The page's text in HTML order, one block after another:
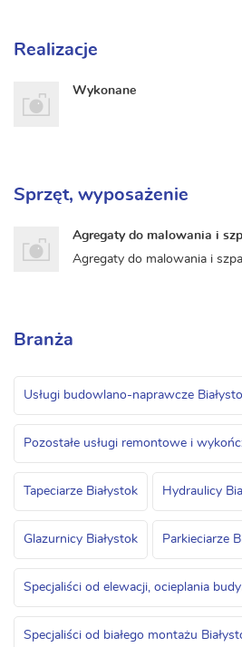
Realizacje
Wykonane
Sprzęt, wyposażenie
Agregaty do malowania i
Agregaty do malowania i
Branża
Usługi budowlano-naprawcze
Pozostałe usługi remontowe i
Tapeciarze Białystok Hydraulicy
Glazurnicy Białystok Parkieciarze
Specjaliści od elewacji, ocieplania
Specjaliści od białego montażu